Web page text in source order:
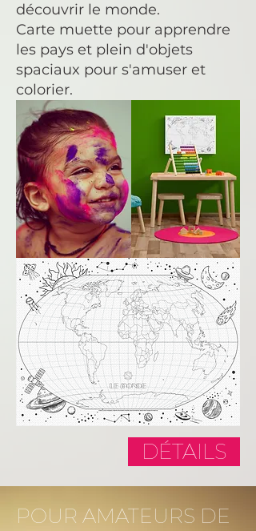
découvrir le monde.
Carte muette pour apprendre
les pays et plein d'objets
spaciaux pour s'amuser et
colorier.
DÉTAILS
POUR AMATEURS DE